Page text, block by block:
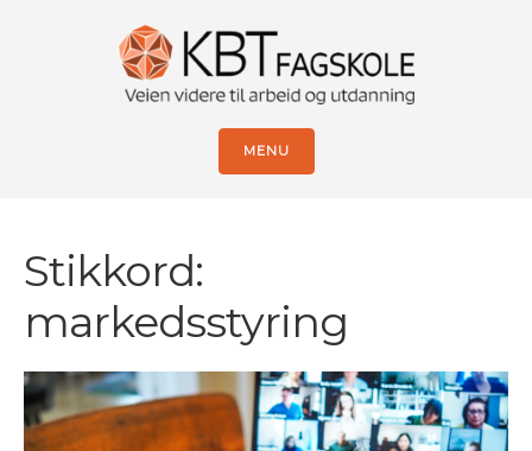
MENU
Stikkord:
markedsstyring